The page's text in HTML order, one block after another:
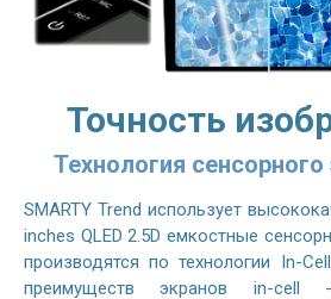
Точность
Технология
SMARTY Trend использует
inches QLED 2.5D емкостные
производятся по технологии In-
преимуществ экранов in-cell